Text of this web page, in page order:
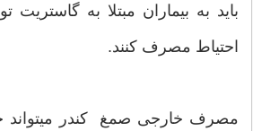
باید به بیماران مبتلا به گاستریت
احتیاط مصرف کنند.
مصرف خارجی صمغ کندر